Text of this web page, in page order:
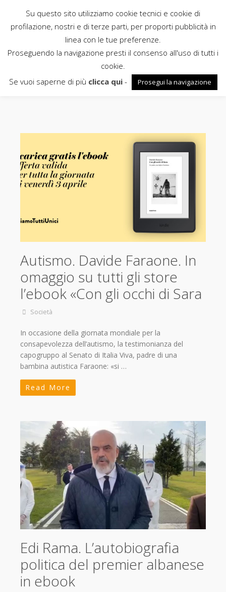
Rubbettino
ebook
Autismo. Davide Faraone. In
omaggio su tutti gli store
l’ebook «Con gli occhi di Sara
Società
In occasione della giornata mondiale per la
consapevolezza dell’autismo, la testimonianza del
capogruppo al Senato di Italia Viva, padre di una
bambina autistica Faraone: «si …
Read More
Edi Rama. L’autobiografia
politica del premier albanese
in ebook
Su questo sito utilizziamo cookie tecnici e cookie di
profilazione, nostri e di terze parti, per proporti pubblicità in
linea con le tue preferenze.
Proseguendo la navigazione presti il consenso all'uso di tutti i
cookie.
Se vuoi saperne di più clicca qui- Prosegui la navigazione